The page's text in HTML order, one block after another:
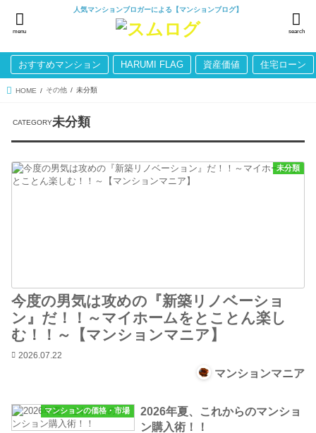
人気マンションブロガーによる【マンションブログ】
search
menu
おすすめマンション HARUMI FLAG 資産価値 住宅ローン
HOME その他 未分類
未分類
未分類
今度の男気は攻めの『新築リノベーショ
ン』だ！！～マイホームをとことん楽し
む！！～【マンションマニア】
2026.07.22
マンションマニア
マンションの価格・市場
2026年夏、これからのマンショ
ン購入術！！